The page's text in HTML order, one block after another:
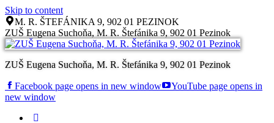
Skip to content
M. R. ŠTEFÁNIKA 9, 902 01 PEZINOK
ZUŠ Eugena Suchoňa, M. R. Štefánika 9, 902 01 Pezinok
ZUŠ Eugena Suchoňa, M. R. Štefánika 9, 902 01 Pezinok
Facebook page opens in new window
YouTube page opens in
new window